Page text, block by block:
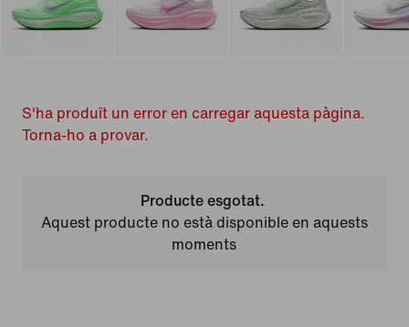
S'ha produït un error en carregar aquesta pàgina.
Torna-ho a provar.
Producte esgotat.
Aquest producte no està disponible en aquests
moments